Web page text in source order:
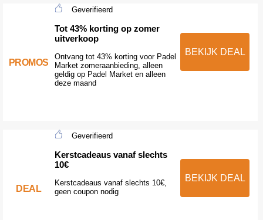
PROMOS
Geverifieerd
Tot 43% korting op zomer
uitverkoop
Ontvang tot 43% korting voor Padel
Market zomeraanbieding, alleen
geldig op Padel Market en alleen
deze maand
BEKIJK DEAL
DEAL
Geverifieerd
Kerstcadeaus vanaf slechts
10€
Kerstcadeaus vanaf slechts 10€,
geen coupon nodig
BEKIJK DEAL